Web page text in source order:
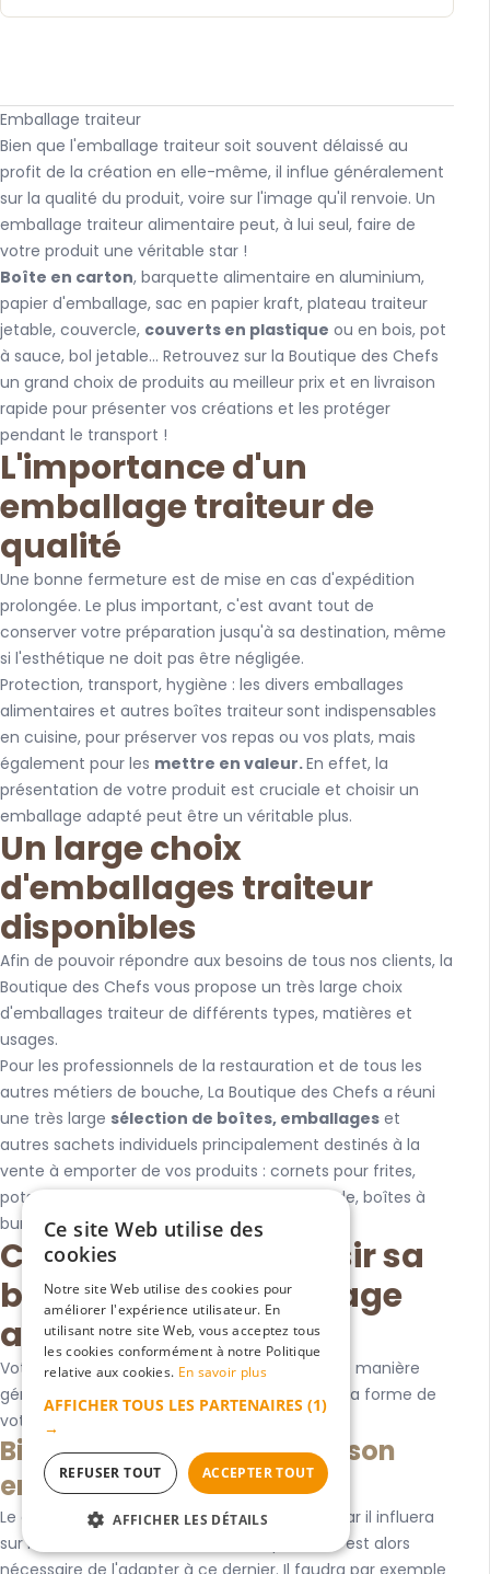
Emballage traiteur
Bien que l'emballage traiteur soit souvent délaissé au
profit de la création en elle-même, il influe généralement
sur la qualité du produit, voire sur l'image qu'il renvoie. Un
emballage traiteur alimentaire peut, à lui seul, faire de
votre produit une véritable star !
Boîte en carton, barquette alimentaire en aluminium,
papier d'emballage, sac en papier kraft, plateau traiteur
jetable, couvercle, couverts en plastique ou en bois, pot
à sauce, bol jetable... Retrouvez sur la Boutique des Chefs
un grand choix de produits au meilleur prix et en livraison
rapide pour présenter vos créations et les protéger
pendant le transport !
L'importance d'un
emballage traiteur de
qualité
Une bonne fermeture est de mise en cas d'expédition
prolongée. Le plus important, c'est avant tout de
conserver votre préparation jusqu'à sa destination, même
si l'esthétique ne doit pas être négligée.
Protection, transport, hygiène : les divers emballages
alimentaires et autres boîtes traiteursont indispensables
en cuisine, pour préserver vos repas ou vos plats, mais
également pour les mettre en valeur.En effet, la
présentation de votre produit est cruciale et choisir un
emballage adapté peut être un véritable plus.
Un large choix
d'emballages traiteur
disponibles
Afin de pouvoir répondre aux besoins de tous nos clients, la
Boutique des Chefs vous propose un très large choix
d'emballages traiteur de différents types, matières et
usages.
Pour les professionnels de la restauration et de tous les
autres métiers de bouche, La Boutique des Chefs a réuni
une très large sélection de boîtes, emballages et
autres sachets individuels principalement destinés à la
vente à emporter de vos produits :cornets pour frites,
pots à pâtes, barquettes en bois,
bols à salade, boîtes à
burger…
Comment bien choisir sa
boîte ou son emballage
alimentaire ?
Votre boîte, barquette ou votre emballage de manière
générale doit être robuste, léger et adapté à la forme de
votre préparation.
Bien choisir la matière de son
emballage alimentaire
Le choix de la matière est le plus important car il influera
sur la bonne conservation de votre produit. Il est alors
nécessaire de l'adapter à ce dernier. Il faudra par exemple
Ce site Web utilise des
cookies
Notre site Web utilise des cookies pour
améliorer l'expérience utilisateur. En
utilisant notre site Web, vous acceptez tous
les cookies conformément à notre Politique
relative aux cookies. En savoir plus
AFFICHER TOUS LES PARTENAIRES (1)
→
ACCEPTER TOUT
REFUSER TOUT
AFFICHER LES DÉTAILS
STRICTEMENT NÉCESSAIRES